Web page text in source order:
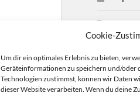
Cookie-
Um dir ein optimales Erlebnis zu bieten,
Geräteinformationen zu speichern und/oder
Technologien zustimmst, können wir Daten
dieser Website verarbeiten. Wenn du deine
Mehr